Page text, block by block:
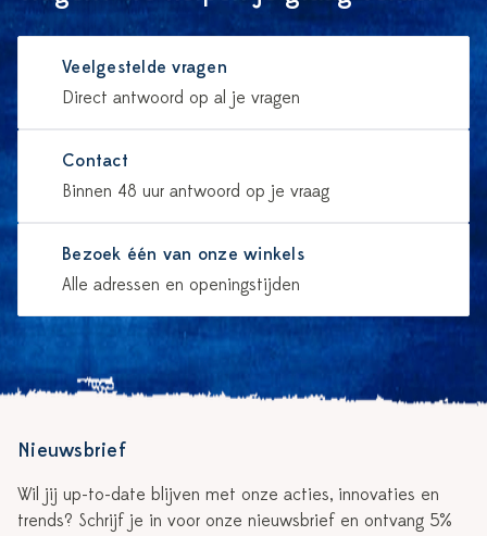
Veelgestelde vragen
Direct antwoord op al je vragen
Contact
Binnen 48 uur antwoord op je vraag
Bezoek één van onze winkels
Alle adressen en openingstijden
Nieuwsbrief
Wil jij up-to-date blijven met onze acties, innovaties en
trends? Schrijf je in voor onze nieuwsbrief en ontvang 5%